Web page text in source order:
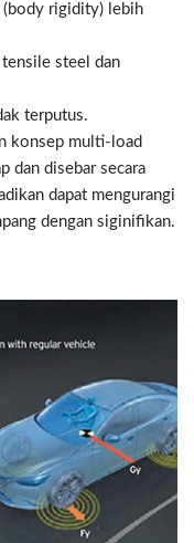
(body rigidity) lebih
steel dan
terputus.
konsep multi-load
dan disebar secara
dapat mengurangi
dengan siginifikan.